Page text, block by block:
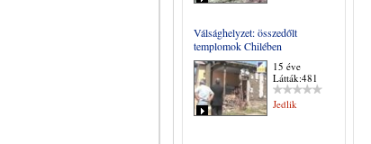
Válsághelyzet: összedőlt
templomok Chilében
15 éve
Látták:481
Jedlik